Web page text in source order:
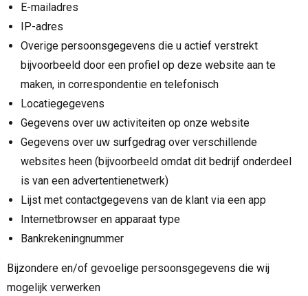
E-mailadres
IP-adres
Overige persoonsgegevens die u actief verstrekt
bijvoorbeeld door een profiel op deze website aan te
maken, in correspondentie en telefonisch
Locatiegegevens
Gegevens over uw activiteiten op onze website
Gegevens over uw surfgedrag over verschillende
websites heen (bijvoorbeeld omdat dit bedrijf onderdeel
is van een advertentienetwerk)
Lijst met contactgegevens van de klant via een app
Internetbrowser en apparaat type
Bankrekeningnummer
Bijzondere en/of gevoelige persoonsgegevens die wij
mogelijk verwerken